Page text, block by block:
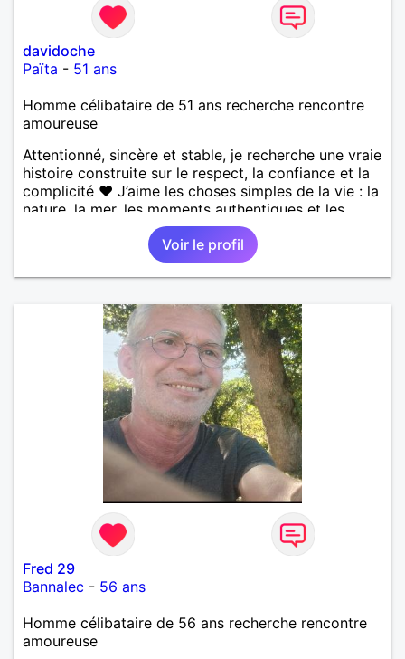
davidoche
Païta - 51 ans
Homme célibataire de 51 ans recherche rencontre
amoureuse
Attentionné, sincère et stable, je recherche une vraie
histoire construite sur le respect, la confiance et la
complicité ❤️ J’aime les choses simples de la vie : la
nature, la mer, les moments authentiques et les
personnes au grand cœur 🌊🌿 Très câlin et
affectueux, j’adore les petits moments de tendresse
et les calinous réguliers 😊❤️ La solitude finit parfois
par peser, alors si tu es en Nouvelle-Calédonie et
temps de discuter… et laissons l’avenir nous guider
Voir le profil
Fred 29
Bannalec - 56 ans
Homme célibataire de 56 ans recherche rencontre
amoureuse